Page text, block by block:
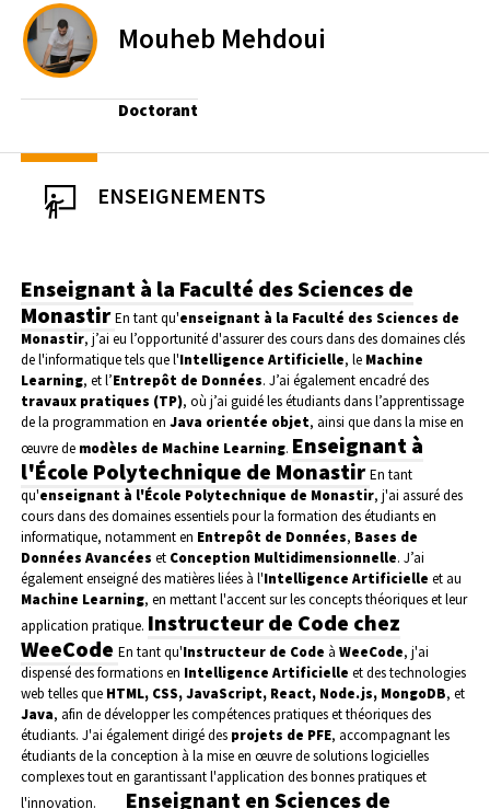
Mouheb Mehdoui
Doctorant
ENSEIGNEMENTS
Enseignant à la Faculté des Sciences de
MonastirEn tant qu'enseignant à la Faculté des Sciences de
Monastir, j’ai eu l’opportunité d'assurer des cours dans des domaines clés
de l'informatique tels que l'Intelligence Artificielle, le Machine
Learning, et l’Entrepôt de Données. J’ai également encadré des
travaux pratiques (TP), où j’ai guidé les étudiants dans l’apprentissage
de la programmation en Java orientée objet, ainsi que dans la mise en
œuvre de modèles de Machine Learning. Enseignant à
l'École Polytechnique de MonastirEn tant
qu'enseignant à l'École Polytechnique de Monastir, j'ai assuré des
cours dans des domaines essentiels pour la formation des étudiants en
informatique, notamment en Entrepôt de Données, Bases de
Données Avancées et Conception Multidimensionnelle. J’ai
également enseigné des matières liées à l'Intelligence Artificielle et au
Machine Learning, en mettant l'accent sur les concepts théoriques et leur
application pratique. Instructeur de Code chez
WeeCode En tant qu'Instructeur de Code à WeeCode, j'ai
dispensé des formations en Intelligence Artificielle et des technologies
web telles que HTML, CSS, JavaScript, React, Node.js, MongoDB, et
Java, afin de développer les compétences pratiques et théoriques des
étudiants. J'ai également dirigé des projets de PFE, accompagnant les
étudiants de la conception à la mise en œuvre de solutions logicielles
complexes tout en garantissant l'application des bonnes pratiques et
l'innovation.
Enseignant en Sciences de